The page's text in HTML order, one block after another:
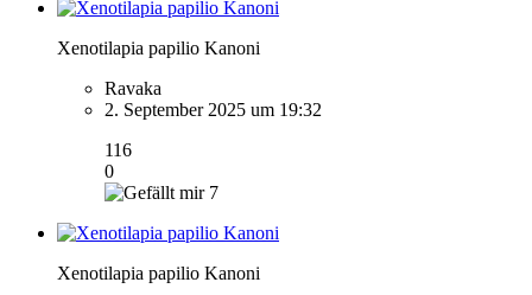
Xenotilapia papilio Kanoni
Ravaka
2. September 2025 um 19:32
116
0
7
Xenotilapia papilio Kanoni